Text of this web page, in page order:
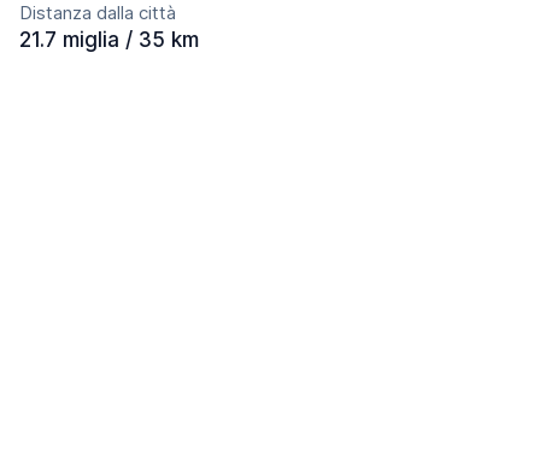
Distanza dalla città
21.7 miglia / 35 km